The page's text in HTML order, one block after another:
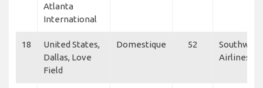
Atlanta
International
18
United States,
Dallas, Love
Field
Domestique 52
Southwest
Airlines,